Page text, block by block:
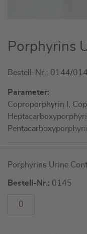
Zum
Anfang
Bildgalerie
springen
Porphyrins
Bestell-Nr.: 0144/
Parameter:
Coproporphyrin I,
für
gruppiertes
Porphyrins Urine
Bestell-Nr.: 0145